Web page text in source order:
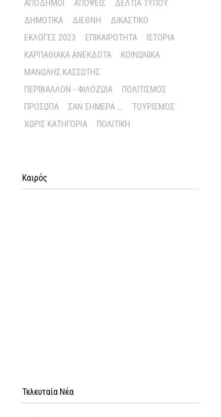
ΑΠΌΔΗΜΟΙ
ΑΠΌΨΕΙΣ
ΔΕΛΤΊΑ ΤΎΠΟΥ
ΔΗΜΟΤΙΚΆ
ΔΙΕΘΝΉ
ΔΙΚΑΣΤΙΚΌ
ΕΚΛΟΓΈΣ 2023
ΕΠΙΚΑΙΡΌΤΗΤΑ
ΙΣΤΟΡΊΑ
ΚΑΡΠΑΘΙΑΚΆ ΑΝΈΚΔΟΤΑ
ΚΟΙΝΩΝΙΚΆ
ΜΑΝΏΛΗΣ ΚΑΣΣΏΤΗΣ
ΠΕΡΙΒΆΛΛΟΝ - ΦΙΛΟΖΩΊΑ
ΠΟΛΙΤΙΣΜΌΣ
ΠΡΌΣΩΠΑ
ΣΑΝ ΣΉΜΕΡΑ ...
ΤΟΥΡΙΣΜΌΣ
ΧΩΡΊΣ ΚΑΤΗΓΟΡΊΑ
ΠΟΛΙΤΙΚΉ
Καιρός
Τελευταία Νέα